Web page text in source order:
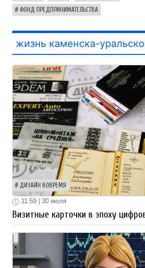
ФОНД ПРЕДПРИНИМАТЕЛЬСТВА
жизнь каменска-
ДИЗАЙН ВОВРЕМЯ
11:59 | 30 июля
Визитные карточки в эпоху